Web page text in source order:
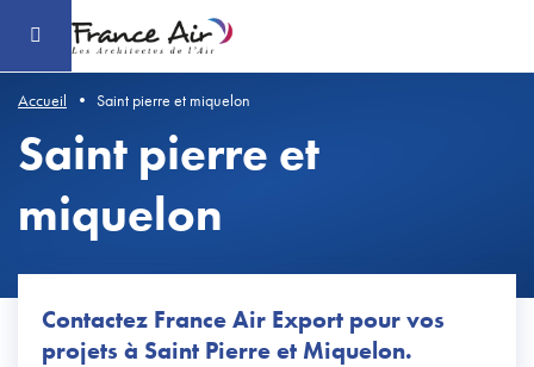
contenu
Accueil Saint pierre et miquelon
Saint pierre et
miquelon
Contactez France Air Export pour vos
projets à Saint Pierre et Miquelon.